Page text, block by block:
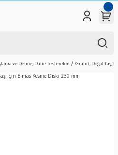
ve Delme, Daire Testereler Granit, Doğal Taş,